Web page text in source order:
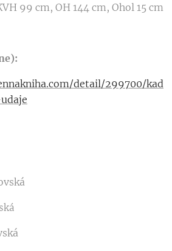
99 cm, OH 144 cm, Ohol 15 cm
detail/299700/kad